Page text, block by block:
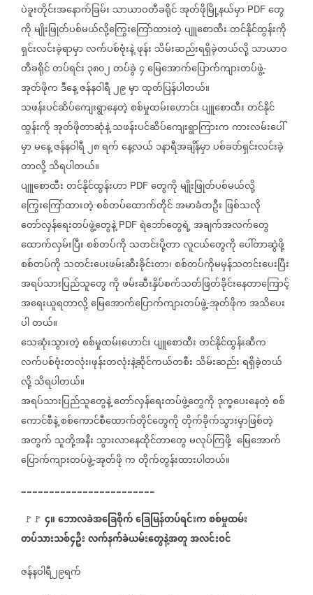
ပဲခူးတိုင်းအနောက်ခြမ်း သာယာဝတီခရိုင်အုတ်ဖိုမြို့နယ်မှာ PDF တွေ
ကိုမျိုးဖြုတ်ပစ်မယ်လို့ကြွေးကြော်ထားတဲ့ပျူစောထီးတင်နိုင်ထွန်းကို
ရှင်းလင်းခဲ့ရာမှာလက်ပစ်ဗုံးနဲ့ဖုန်း သိမ်းဆည်းရရှိခဲ့တယ်လို့သာယာဝ
တီခရိုင်တပ်ရင်း ၃၈၀၂တပ်ခွဲ၄မြေအောက်ပြောက်ကျားတပ်ဖွဲ့-
အုတ်ဖိုကဒီနေ့ဇန်နဝါရီ၂၉မှာထုတ်ပြန်ပါတယ်။
သဖန်းပင်ဆိပ်ကျေးရွာနေတဲ့စစ်မှုထမ်းဟောင်းပျူစောထီးတင်နိုင်
ထွန်းကိုအုတ်ဖိုတာဆုံနဲ့သဖန်းပင်ဆိပ်ကျေးရွာကြားကကားလမ်းပေါ်
မှာမနေ့ဇန်နဝါရီ၂၈ရက်နေ့လယ် ၁နာရီအချိန်မှာပစ်ခတ်ရှင်းလင်းခဲ့
တာလို့သိရပါတယ်။
ပျူစောထီးတင်နိုင်ထွန်းဟာ PDF တွေကိုမျိုးဖြုတ်ပစ်မယ်လို့
ကြွေးကြော်ထားတဲ့စစ်တပ်ထောက်တိုင်အမာခံတဦး ဖြစ်သလို
တော်လှန်ရေးတပ်ဖွဲ့တွေနဲ့ PDF ရဲဘော်တွေရဲ့အချက်အလက်တွေ
ထောက်လှမ်းပြီးစစ်တပ်ကို သတင်းပို့တာလူငယ်တွေကိုပေါ်တာဆွဲဖို့
စစ်တပ်ကို သတင်းပေးဖမ်းဆီးခိုင်းတာ၊စစ်တပ်ကိုမမှန်သတင်းပေးပြီး
အရပ်သားပြည်သူတွေကိုဖမ်းဆီးနှိပ်စက်သတ်ဖြတ်ခိုင်းနေတာကြောင့်
အရေးယူရတာလို့မြေအောက်ပြောက်ကျားတပ်ဖွဲ့-အုတ်ဖိုကအသိပေး
ပါတယ်။
သေဆုံးသွားတဲ့စစ်မှုထမ်းဟောင်းပျူစောထီးတင်နိုင်ထွန်းဆီက
လက်ပစ်ဗုံးတလုံး၊ဖုန်းတလုံးနဲ့ဆိုင်ကယ်တစီး သိမ်းဆည်းရရှိခဲ့တယ်
လို့သိရပါတယ်။
အရပ်သားပြည်သူတွေနဲ့တော်လှန်ရေးတပ်ဖွဲ့တွေကိုဒုက္ခပေးနေတဲ့စစ်
ကောင်စီနဲ့စစ်ကောင်စီထောက်တိုင်တွေကိုတိုက်ခိုက်သွားမှာဖြစ်တဲ့
အတွက် သူတို့အနီး သွားလာနေထိုင်တာတွေမလုပ်ကြဖို့ မြေအောက်
ပြောက်ကျားတပ်ဖွဲ့-အုတ်ဖိုကတိုက်တွန်းထားပါတယ်။
========================
🚩🚩 ၄။ဘောလခဲအခြေစိုက်ခြေမြန်တပ်ရင်းကစစ်မှုထမ်း
တပ်သားသစ်၄ဦးလက်နက်ခဲယမ်းတွေနဲ့အတူအလင်းဝင်
ဇန်နဝါရီ၂၉ရက်